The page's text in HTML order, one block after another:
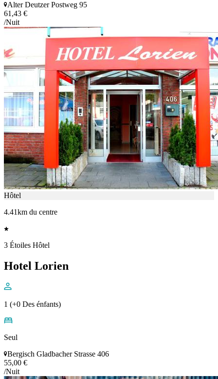
Alter Deutzer Postweg 95
61,43 €
/Nuit
Hôtel
4.41km du centre
3 Étoiles Hôtel
Hotel Lorien
1 (+0 Des énfants)
Seul
Bergisch Gladbacher Strasse 406
55,00 €
/Nuit